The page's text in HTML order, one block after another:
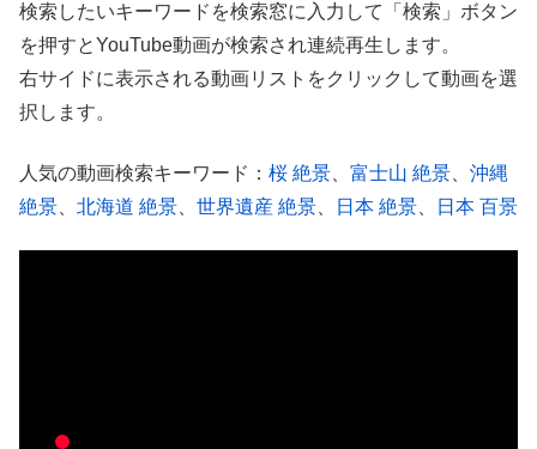
検索したいキーワードを検索窓に入力して「検索」ボタン
を押すとYouTube動画が検索され連続再生します。
右サイドに表示される動画リストをクリックして動画を選
択します。
人気の動画検索キーワード： 桜 絶景 富士山 絶景
沖縄
絶景
北海道 絶景 世界遺産 絶景 日本 絶景 日本 百景